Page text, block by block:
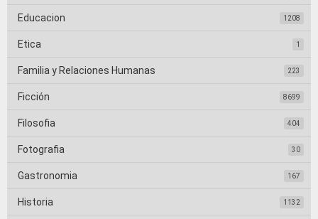
Educacion 1208
Etica 1
Familia y Relaciones Humanas 223
Ficción 8699
Filosofia 404
Fotografia 30
Gastronomia 167
Historia 1132